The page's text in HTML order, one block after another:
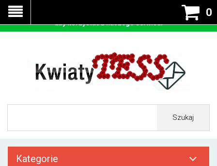
0
Szukaj
Kategorie
Nasza strona korzysta z cookies - czyli tzw ciastek w celu
prawidłowego działania. Zaakceptuj przyjmowanie cookies
aby korzystać z naszego serwisu.